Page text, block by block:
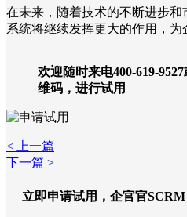
在未来，随着技术的不断进步
系统将继续发挥更大的作用，为
欢迎随时来电400-619-
维码，进行试用
< 上一篇
下一篇 >
立即申请试用，企官官SCRM